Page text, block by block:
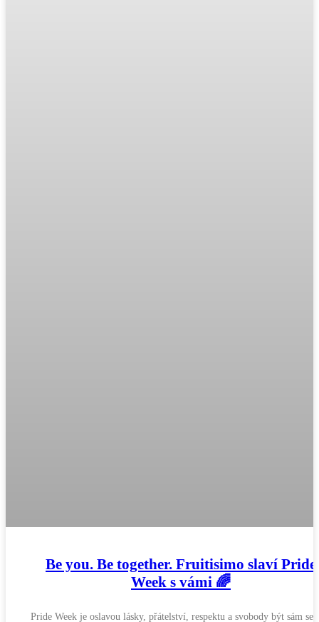
Be you. Be together. Fruitisimo slaví Pride
Week s vámi 🌈
Pride Week je oslavou lásky, přátelství, respektu a svobody být sám